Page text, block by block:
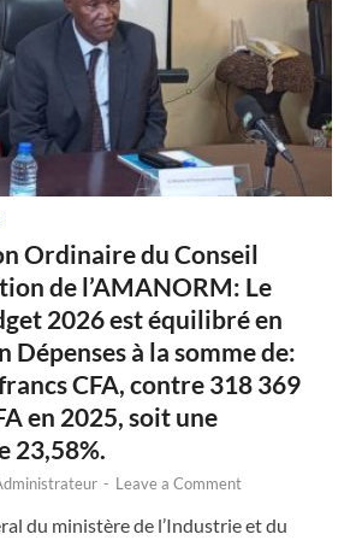
Ordinaire du Conseil
de l’AMANORM: Le
2026 est équilibré en
Dépenses à la somme de:
CFA, contre 318 369
en 2025, soit une
23,58%.
- Leave a Comment
du ministère de l’Industrie et du